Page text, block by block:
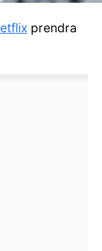
prendra